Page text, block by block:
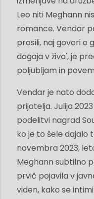
Leo niti Meghann
romance. Vendar
prosili, naj govori o
dogaja v živo', je
poljubljam in
Vendar je nato
prijatelja. Julija
podelitvi nagrad
ko je to šele dajalo
novembra 2023,
Meghann subtilno
prvič pojavila v
viden, kako se